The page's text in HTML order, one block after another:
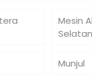
Mesin
Selatan
Munjul